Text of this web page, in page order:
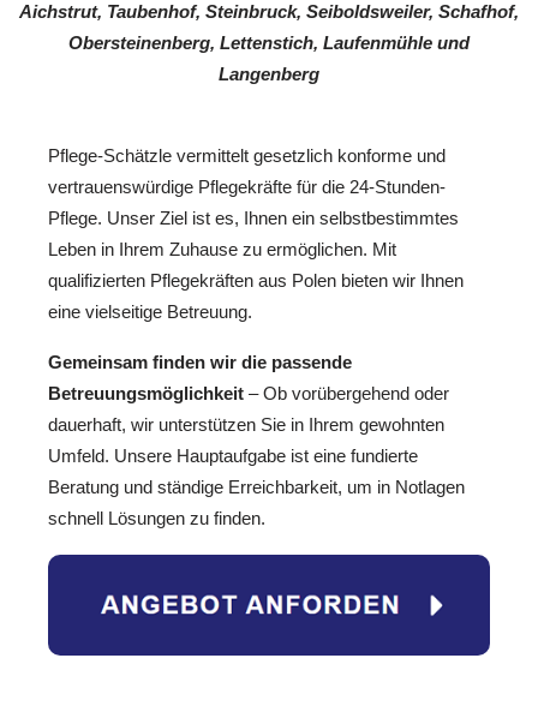
Aichstrut, Taubenhof, Steinbruck, Seiboldsweiler, Schafhof,
Obersteinenberg, Lettenstich, Laufenmühle und
Langenberg
Pflege-Schätzle vermittelt gesetzlich konforme und
vertrauenswürdige Pflegekräfte für die 24-Stunden-
Pflege. Unser Ziel ist es, Ihnen ein selbstbestimmtes
Leben in Ihrem Zuhause zu ermöglichen. Mit
qualifizierten Pflegekräften aus Polen bieten wir Ihnen
eine vielseitige Betreuung.
Gemeinsam finden wir die passende
Betreuungsmöglichkeit – Ob vorübergehend oder
dauerhaft, wir unterstützen Sie in Ihrem gewohnten
Umfeld. Unsere Hauptaufgabe ist eine fundierte
Beratung und ständige Erreichbarkeit, um in Notlagen
schnell Lösungen zu finden.